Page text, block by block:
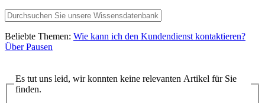
Beliebte Themen: Wie kann ich den Kundendienst kontaktieren?
Über Pausen
Es tut uns leid, wir konnten keine relevanten Artikel für Sie
finden.